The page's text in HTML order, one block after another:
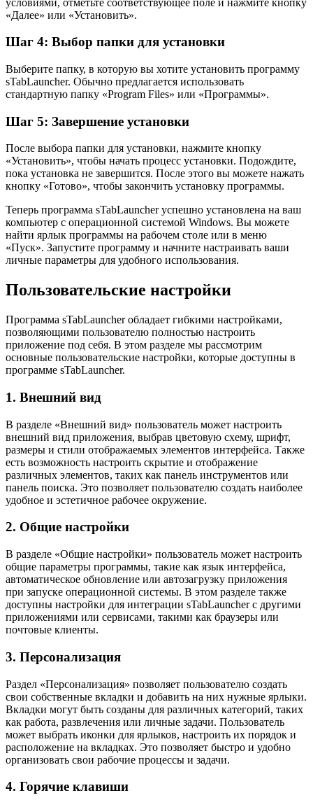
«Далее» или «Установить».
Шаг 4: Выбор папки для установки
Выберите папку, в которую вы хотите установить программу
sTabLauncher. Обычно предлагается использовать
стандартную папку «Program Files» или «Программы».
Шаг 5: Завершение установки
После выбора папки для установки, нажмите кнопку
«Установить», чтобы начать процесс установки. Подождите,
пока установка не завершится. После этого вы можете нажать
кнопку «Готово», чтобы закончить установку программы.
Теперь программа sTabLauncher успешно установлена на ваш
компьютер с операционной системой Windows. Вы можете
найти ярлык программы на рабочем столе или в меню
«Пуск». Запустите программу и начните настраивать ваши
личные параметры для удобного использования.
Пользовательские настройки
Программа sTabLauncher обладает гибкими настройками,
позволяющими пользователю полностью настроить
приложение под себя. В этом разделе мы рассмотрим
основные пользовательские настройки, которые доступны в
программе sTabLauncher.
1. Внешний вид
В разделе «Внешний вид» пользователь может настроить
внешний вид приложения, выбрав цветовую схему, шрифт,
размеры и стили отображаемых элементов интерфейса. Также
есть возможность настроить скрытие и отображение
различных элементов, таких как панель инструментов или
панель поиска. Это позволяет пользователю создать наиболее
удобное и эстетичное рабочее окружение.
2. Общие настройки
В разделе «Общие настройки» пользователь может настроить
общие параметры программы, такие как язык интерфейса,
автоматическое обновление или автозагрузку приложения
при запуске операционной системы. В этом разделе также
доступны настройки для интеграции sTabLauncher с другими
приложениями или сервисами, такими как браузеры или
почтовые клиенты.
3. Персонализация
Раздел «Персонализация» позволяет пользователю создать
свои собственные вкладки и добавить на них нужные ярлыки.
Вкладки могут быть созданы для различных категорий, таких
как работа, развлечения или личные задачи. Пользователь
может выбрать иконки для ярлыков, настроить их порядок и
расположение на вкладках. Это позволяет быстро и удобно
организовать свои рабочие процессы и задачи.
4. Горячие клавиши